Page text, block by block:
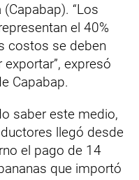
“Los
el 40%
costos se deben
expresó
Capabap.
saber este medio,
llegó desde
el pago de 14
que importó